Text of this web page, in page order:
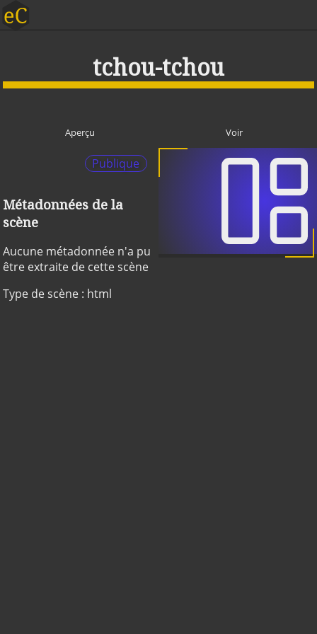
tchou-tchou
Aperçu Voir
Publique
Métadonnées de la
scène
Aucune métadonnée n'a pu
être extraite de cette scène
Type de scène : html